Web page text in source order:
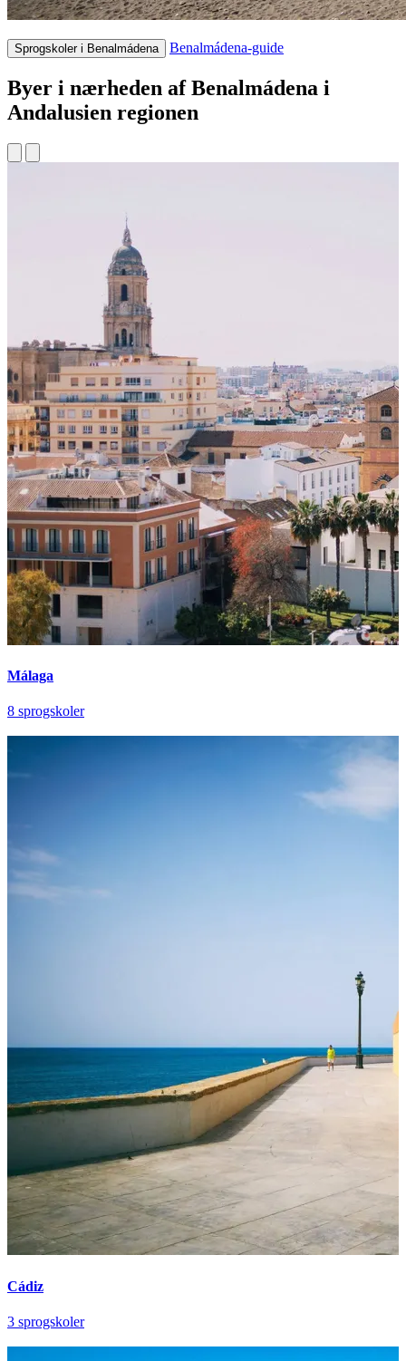
Sprogskoler i Benalmádena Benalmádena-guide
Byer i nærheden af Benalmádena i
Andalusien regionen
Málaga
8 sprogskoler
Cádiz
3 sprogskoler